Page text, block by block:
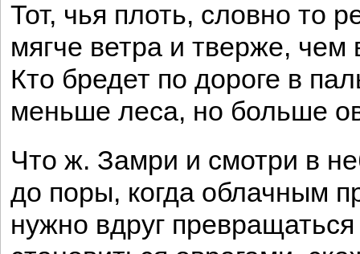
Тот, чья плоть, словно то
мягче ветра и тверже, чем
Кто бредет по дороге в
меньше леса, но больше
Что ж. Замри и смотри в
до поры, когда облачным
нужно вдруг